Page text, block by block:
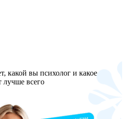
какой вы психолог и какое
лучше всего